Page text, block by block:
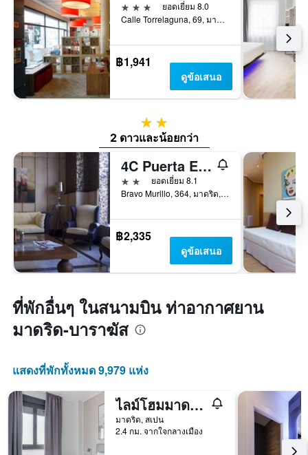
3 ดาว
ยอดเยี่ยม 8.0
Calle Torrelaguna, 69, มาดริด, สเปน
฿1,941
ดูข้อเสนอ
2 ดาว
2 ดาวและน้อยกว่า
4C Puerta Europa
2 ดาว
ยอดเยี่ยม 8.1
Bravo Murillo, 364, มาดริด, สเปน
฿2,335
ดูข้อเสนอ
ที่พักอื่นๆ ในสนามบิน ท่าอากาศยาน
มาดริด-บาราฆัส
แสดงที่พักทั้งหมด 9,979 แห่ง
ไลม์โฮมมาดริด คาย เด ดอน รามอน เด ลา ครูซ
มาดริด, สเปน
2.4 กม. จากใจกลางเมือง